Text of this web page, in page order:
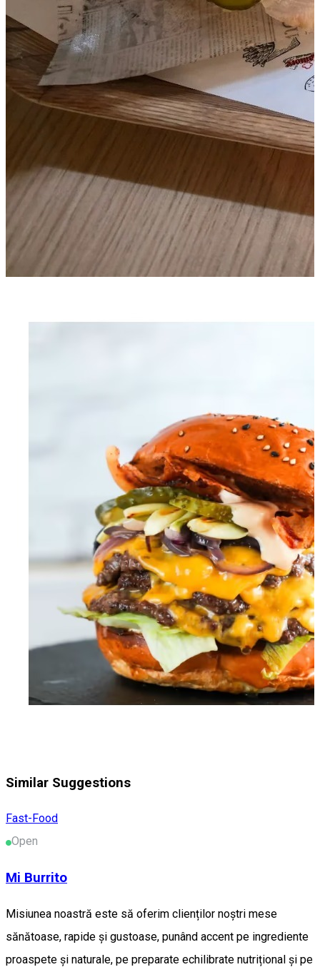
Similar Suggestions
Fast-Food
Open
Mi Burrito
Misiunea noastră este să oferim clienților noștri mese
sănătoase, rapide și gustoase, punând accent pe ingrediente
proaspete și naturale, pe preparate echilibrate nutrițional și pe